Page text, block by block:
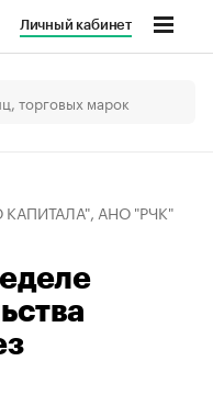
Личный кабинет
АНО "РЧК"